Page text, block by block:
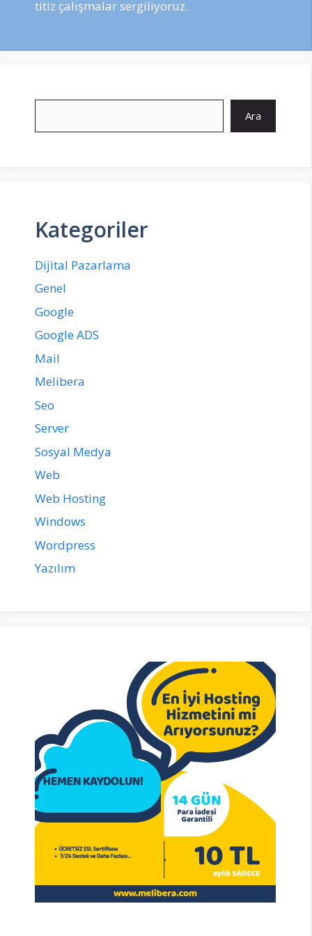
titiz çalışmalar sergiliyoruz.
Ara
Kategoriler
Dijital Pazarlama
Genel
Google
Google ADS
Mail
Melibera
Seo
Server
Sosyal Medya
Web
Web Hosting
Windows
Wordpress
Yazılım